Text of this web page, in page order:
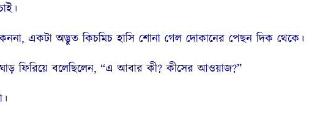
একটা অদ্ভুত কিচমিচ হাসি শোনা গেল দোকানের পেছন দিক থেকে।
ফিরিয়ে বলেছিলেন, “এ আবার কী? কীসের আওয়াজ?”